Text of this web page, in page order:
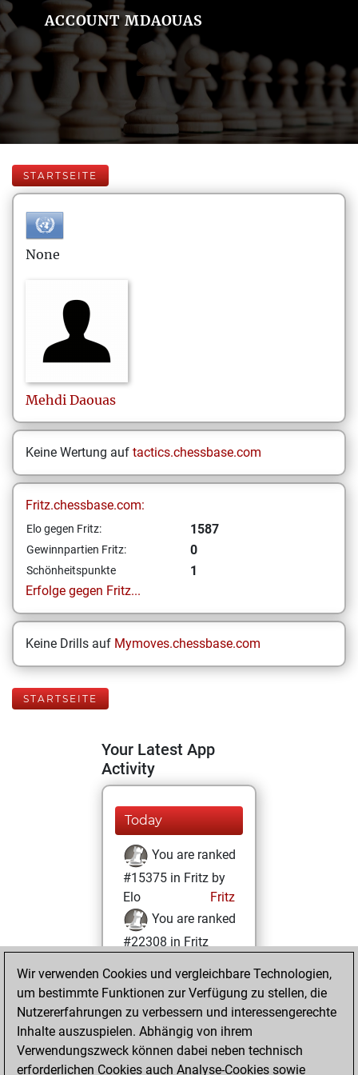
ACCOUNT MDAOUAS
STARTSEITE
None
Mehdi Daouas
Keine Wertung auf tactics.chessbase.com
Fritz.chessbase.com:
Elo gegen Fritz: 1587
Gewinnpartien Fritz: 0
Schönheitspunkte
1
Erfolge gegen Fritz...
Keine Drills auf Mymoves.chessbase.com
STARTSEITE
Your Latest App
Activity
Today
You are ranked
#15375 in Fritz by
Elo
Fritz
You are ranked
#22308 in Fritz
Freitag, Mai 13,
2022
You achieved a
BeautyScore of 1
Wir verwenden Cookies und vergleichbare Technologien,
um bestimmte Funktionen zur Verfügung zu stellen, die
Nutzererfahrungen zu verbessern und interessengerechte
Inhalte auszuspielen. Abhängig von ihrem
Verwendungszweck können dabei neben technisch
erforderlichen Cookies auch Analyse-Cookies sowie